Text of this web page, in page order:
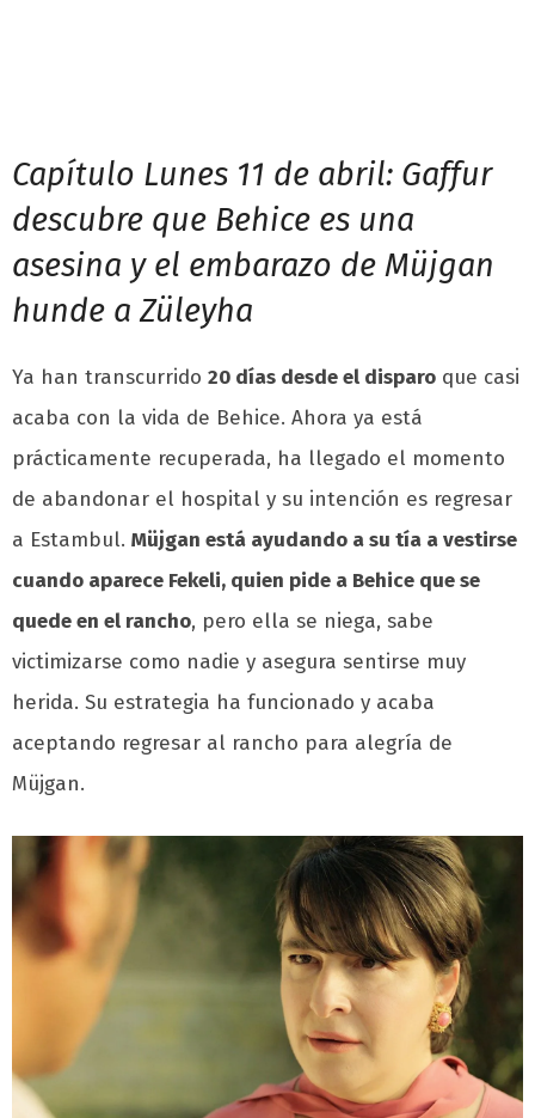
Capítulo Lunes 11 de abril: Gaffur
descubre que Behice es una
asesina y el embarazo de Müjgan
hunde a Züleyha
Ya han transcurrido 20 días desde el disparo que casi
acaba con la vida de Behice. Ahora ya está
prácticamente recuperada, ha llegado el momento
de abandonar el hospital y su intención es regresar
a Estambul. Müjgan está ayudando a su tía a vestirse
cuando aparece Fekeli, quien pide a Behice que se
quede en el rancho, pero ella se niega, sabe
victimizarse como nadie y asegura sentirse muy
herida. Su estrategia ha funcionado y acaba
aceptando regresar al rancho para alegría de
Müjgan.